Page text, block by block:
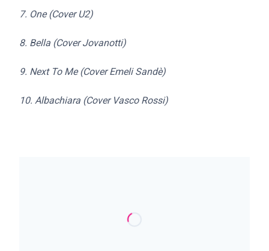
7. One (Cover U2)
8. Bella (Cover Jovanotti)
9. Next To Me (Cover Emeli Sandè)
10. Albachiara (Cover Vasco Rossi)